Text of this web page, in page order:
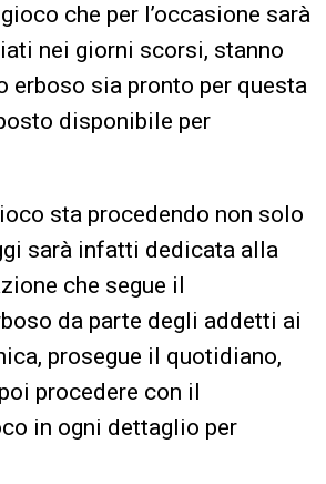
che per l’occasione sarà
nei giorni scorsi, stanno
erboso sia pronto per questa
disponibile per
sta procedendo non solo
sarà infatti dedicata alla
che segue il
da parte degli addetti ai
prosegue il quotidiano,
procedere con il
in ogni dettaglio per